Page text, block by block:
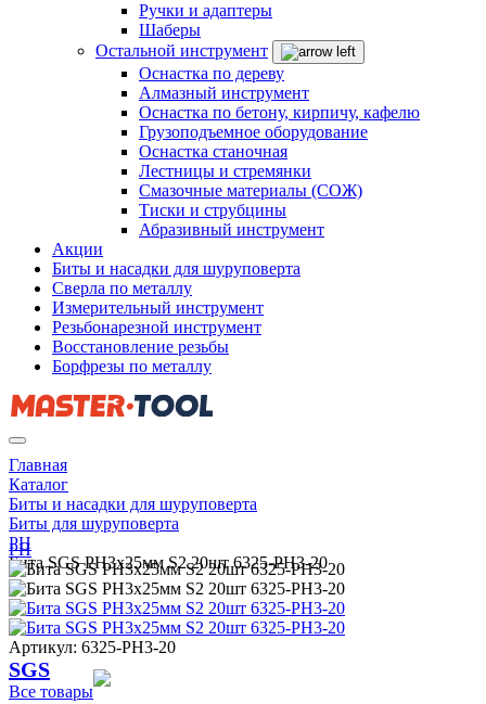
Ручки и адаптеры
Шаберы
Остальной инструмент
Оснастка по дереву
Алмазный инструмент
Оснастка по бетону, кирпичу, кафелю
Грузоподъемное оборудование
Оснастка станочная
Лестницы и стремянки
Смазочные материалы (СОЖ)
Тиски и струбцины
Абразивный инструмент
Акции
Биты и насадки для шуруповерта
Сверла по металлу
Измерительный инструмент
Резьбонарезной инструмент
Восстановление резьбы
Борфрезы по металлу
Главная
Каталог
Биты и насадки для шуруповерта
Биты для шуруповерта
PH
Бита SGS PH3х25мм S2 20шт 6325-PH3-20
PH
Артикул: 6325-PH3-20
SGS
Все товары